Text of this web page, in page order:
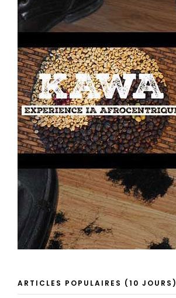
ARTICLES POPULAIRES (10 JOURS)